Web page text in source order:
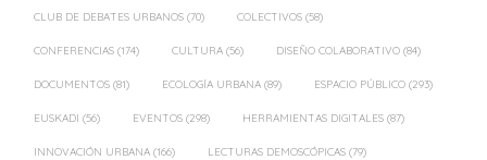
CLUB DE DEBATES URBANOS (70) COLECTIVOS (58)
CONFERENCIAS (174) CULTURA (56) DISEÑO COLABORATIVO (84)
DOCUMENTOS (81) ECOLOGÍA URBANA (89) ESPACIO PÚBLICO (293)
EUSKADI (56) EVENTOS (298) HERRAMIENTAS DIGITALES (87)
INNOVACIÓN URBANA (166) LECTURAS DEMOSCÓPICAS (79)